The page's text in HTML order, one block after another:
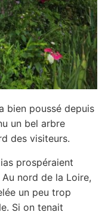
bien poussé depuis
un bel arbre
des visiteurs.
prospéraient
nord de la Loire,
un peu trop
Si on tenait